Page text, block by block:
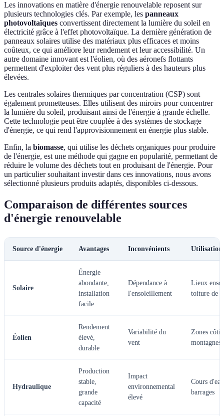
Les innovations en matière d'énergie renouvelable reposent sur
plusieurs technologies clés. Par exemple, les panneaux
photovoltaïques convertissent directement la lumière du soleil en
électricité grâce à l'effet photovoltaïque. La dernière génération de
panneaux solaires utilise des matériaux plus efficaces et moins
coûteux, ce qui améliore leur rendement et leur accessibilité. Un
autre domaine innovant est l'éolien, où des aéronefs flottants
permettent d'exploiter des vent plus réguliers à des hauteurs plus
élevées.
Les centrales solaires thermiques par concentration (CSP) sont
également prometteuses. Elles utilisent des miroirs pour concentrer
la lumière du soleil, produisant ainsi de l'énergie à grande échelle.
Cette technologie peut être couplée à des systèmes de stockage
d'énergie, ce qui rend l'approvisionnement en énergie plus stable.
Enfin, la biomasse, qui utilise les déchets organiques pour produire
de l'énergie, est une méthode qui gagne en popularité, permettant de
réduire le volume des déchets tout en produisant de l'énergie. Pour
un particulier souhaitant investir dans ces innovations, nous avons
sélectionné plusieurs produits adaptés, disponibles ci-dessous.
Comparaison de différentes sources
d'énergie renouvelable
Source d'énergie Avantages Inconvénients Utilisation
Solaire
Énergie
abondante,
installation
facile
Dépendance à
l'ensoleillement
Lieux
toiture de
Éolien
Rendement
élevé,
durable
Variabilité du
vent
Zones
montagnes
Hydraulique
Production
stable,
grande
capacité
Impact
environnemental
élevé
Cours
barrages